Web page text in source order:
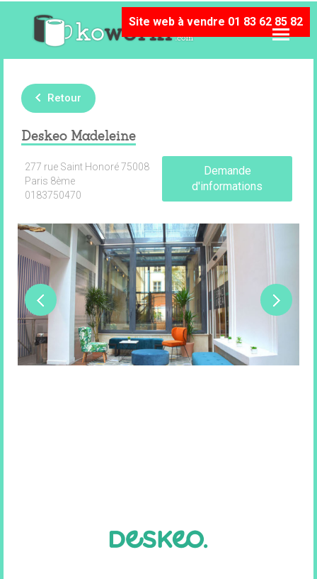
Site web à vendre 01 83 62 85 82
Retour
Deskeo Madeleine
277 rue Saint Honoré 75008
Paris 8ème
0183750470
Demande
d'informations